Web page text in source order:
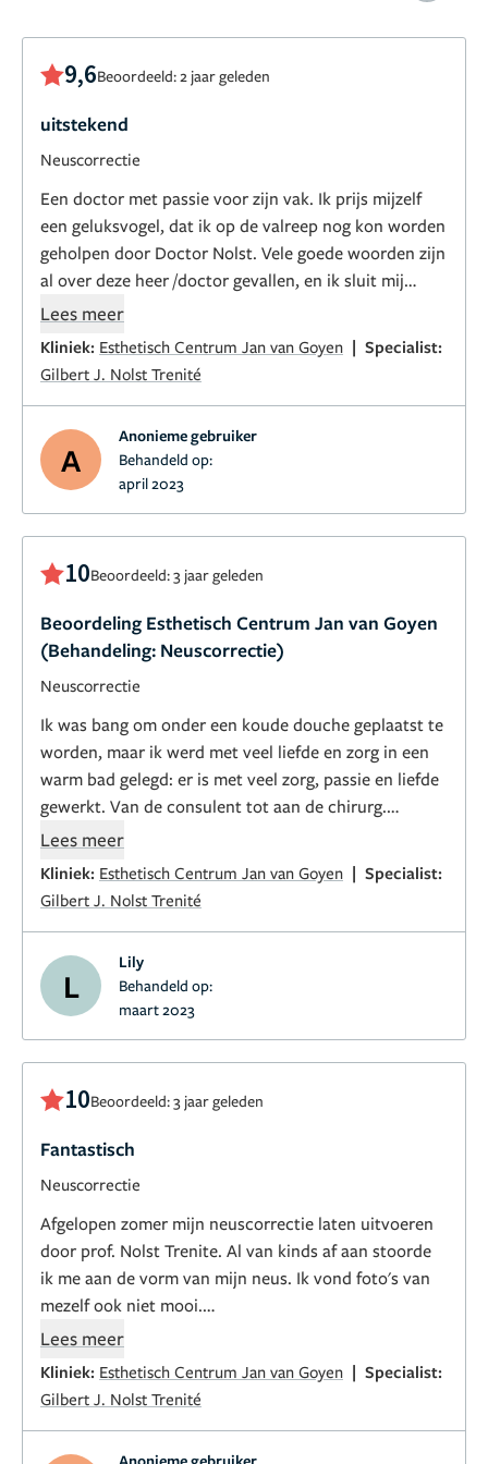
9,6Beoordeeld: 2 jaar geleden
uitstekend
Neuscorrectie
Een doctor met passie voor zijn vak. Ik prijs mijzelf
een geluksvogel, dat ik op de valreep nog kon worden
geholpen door Doctor Nolst. Vele goede woorden zijn
al over deze heer /doctor gevallen, en ik sluit mij
volledig aan bij deze goede woorden.
Ik heb mij na de operatie lichamelijk 4 weken beter
gevoeld dan anders. DIt was een vreemde maar zeer
rollercoaster en groot avontuur. Geen spijt van dit
alles.
Lees meer
Kliniek: Esthetisch Centrum Jan van Goyen | Specialist:
Gilbert J. Nolst Trenité
A
Anonieme gebruiker
Behandeld op:
april 2023
10Beoordeeld: 3 jaar geleden
Beoordeling Esthetisch Centrum Jan van Goyen
(Behandeling: Neuscorrectie)
Neuscorrectie
Ik was bang om onder een koude douche geplaatst te
worden, maar ik werd met veel liefde en zorg in een
warm bad gelegd: er is met veel zorg, passie en liefde
gewerkt. Van de consulent tot aan de chirurg.
Ontzettend tevreden en heel dankbaar voor een
tweede kans in het leven door deze ingreep!
Lees meer
Kliniek: Esthetisch Centrum Jan van Goyen | Specialist:
Gilbert J. Nolst Trenité
L
Lily
Behandeld op:
maart 2023
10Beoordeeld: 3 jaar geleden
Fantastisch
Neuscorrectie
Afgelopen zomer mijn neuscorrectie laten uitvoeren
door prof. Nolst Trenite. Al van kinds af aan stoorde
ik me aan de vorm van mijn neus. Ik vond foto's van
mezelf ook niet mooi.
Jarenlang ben ik op zoek geweest naar de beste arts.
Uiteindelijk kwam ik via via bij prof. Nolst Trenite
terecht. Iemand in mijn directe omgeving had een
neuscorrectie laten uitvoeren bij hem en was er zeer
Lees meer
Kliniek: Esthetisch Centrum Jan van Goyen | Specialist:
Gilbert J. Nolst Trenité